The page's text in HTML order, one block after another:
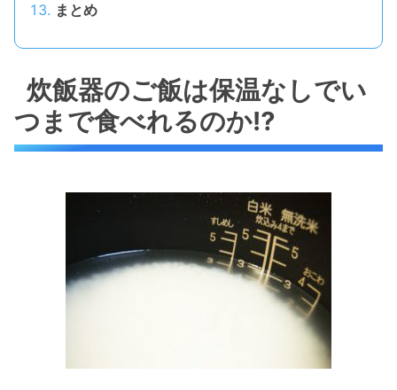
まとめ
炊飯器のご飯は保温なしでい
つまで食べれるのか⁉